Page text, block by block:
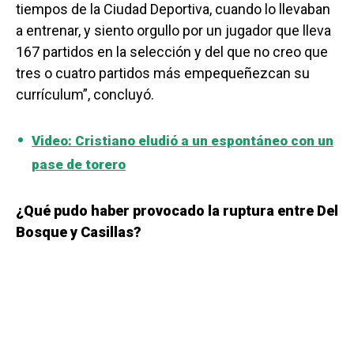
tiempos de la Ciudad Deportiva, cuando lo llevaban
a entrenar, y siento orgullo por un jugador que lleva
167 partidos en la selección y del que no creo que
tres o cuatro partidos más empequeñezcan su
currículum”, concluyó.
Video: Cristiano eludió a un espontáneo con un
pase de torero
¿Qué pudo haber provocado la ruptura entre Del
Bosque y Casillas?